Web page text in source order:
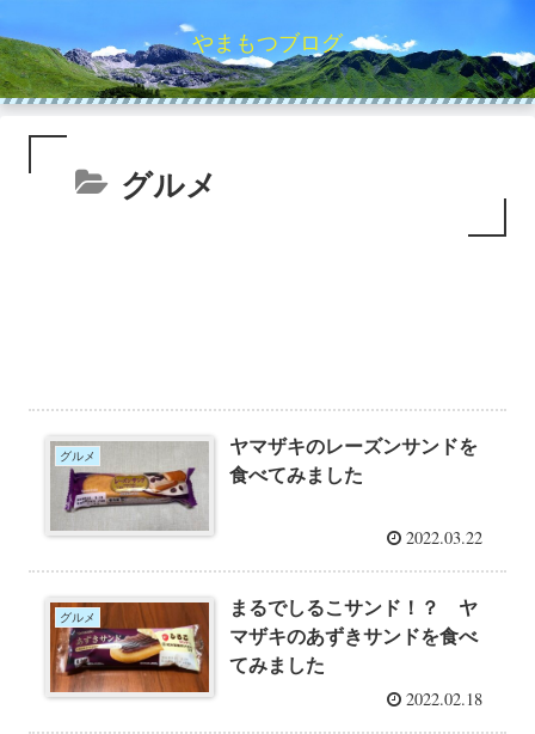
やまもつブログ
グルメ
グルメ
ヤマザキのレーズンサンドを
食べてみました
2022.03.22
グルメ
まるでしるこサンド！？ ヤ
マザキのあずきサンドを食べ
てみました
2022.02.18